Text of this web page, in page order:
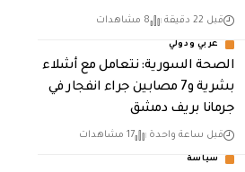
قبل 22 دقيقة 8 مشاهدات
عربي ودولي
الصحة السورية: نتعامل مع أشلاء
بشرية و7 مصابين جراء انفجار في
جرمانا بريف دمشق
قبل ساعة واحدة 17 مشاهدات
سياسة